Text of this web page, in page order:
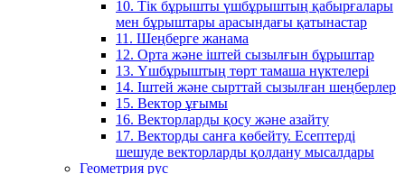
10. Тік бұрышты үшбұрыштың қабырғалары
мен бұрыштары арасындағы қатынастар
11. Шеңберге жанама
12. Орта және іштей сызылғын бұрыштар
13. Үшбұрыштың төрт тамаша нүктелері
14. Іштей және сырттай сызылған шеңберлер
15. Вектор ұғымы
16. Векторларды қосу және азайту
17. Векторды санға көбейту. Есептерді
шешуде векторларды қолдану мысалдары
Геометрия рус